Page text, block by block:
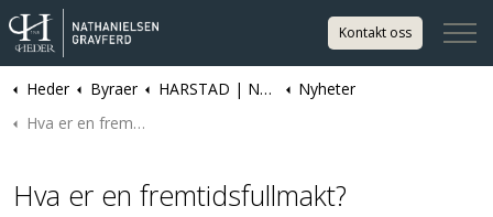
Kontakt oss
Heder Byraer HARSTAD | Nathanielsen Gravferd
Nyheter
Hva er en fremtidsfullmakt?
Hva er en fremtidsfullmakt?